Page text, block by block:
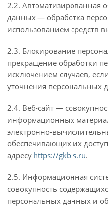
2.2. Автоматизированная
данных — обработка
использованием средств
2.3. Блокирование
прекращение обработки
исключением случаев,
уточнения персональных
2.4. Веб-сайт —
информационных
электронно-
обеспечивающих их
адресу https://gkbis.ru.
2.5. Информационная
совокупность
персональных данных и